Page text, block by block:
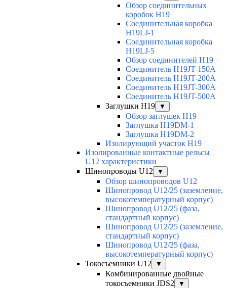
Обзор соединительных
коробок H19
Соединительная коробка
H19LJ-1
Соединительная коробка
H19LJ-5
Обзор соединителей H19
Соединитель H19JT-150A
Соединитель H19JT-200A
Соединитель H19JT-300A
Соединитель H19JT-500A
Заглушки H19
▼
Обзор заглушек H19
Заглушка H19DM-1
Заглушка H19DM-2
Изолирующий участок H19
Изолированные контактные рельсы
U12 характеристики
Шинопроводы U12
▼
Обзор шинопроводов U12
Шинопровод U12/25 (заземление,
высокотемпературный корпус)
Шинопровод U12/25 (фаза,
стандартный корпус)
Шинопровод U12/25 (заземление,
стандартный корпус)
Шинопровод U12/25 (фаза,
высокотемпературный корпус)
Токосъемники U12
▼
Комбинированные двойные
токосъемники JDS2
▼